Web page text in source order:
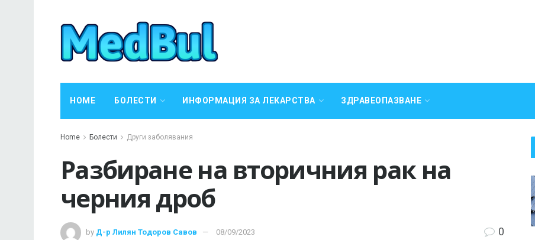
HOME БОЛЕСТИ ИНФОРМАЦИЯ ЗА ЛЕКАРСТВА ЗДРАВЕОПАЗВАНЕ
Home Болести Други заболявания
Разбиране на вторичния рак на
черния дроб
by Д-р Лилян Тодоров Савов 08/09/2023 0